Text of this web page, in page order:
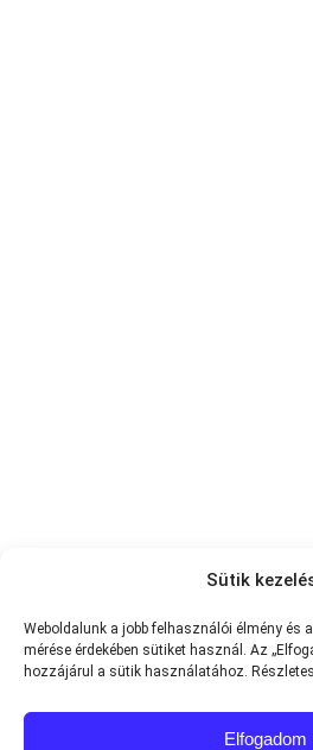
Sütik
Weboldalunk a jobb felhasználói élmény
mérése érdekében sütiket használ. Az
hozzájárul a sütik használatához.
Elfogadom